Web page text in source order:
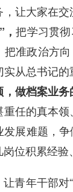
让大家在
，把学习贯
准政治方向
实从总书记
做档案业务
任的真本领
展难题，争
位积累经
青年干部对